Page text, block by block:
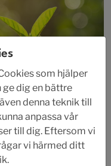
som hjälper
ge dig en bättre
denna teknik till
anpassa vår
till dig. Eftersom vi
vi härmed ditt